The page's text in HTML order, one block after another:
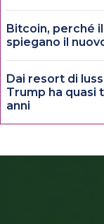
Bitcoin, perché
spiegano il
Dai resort di
Trump ha quasi
anni